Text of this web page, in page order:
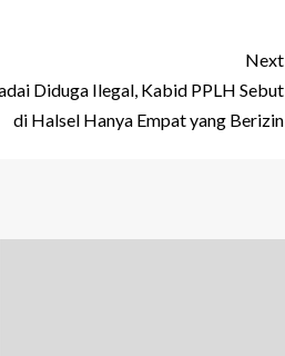
Next
Diduga Ilegal, Kabid PPLH Sebut
di Halsel Hanya Empat yang Berizin